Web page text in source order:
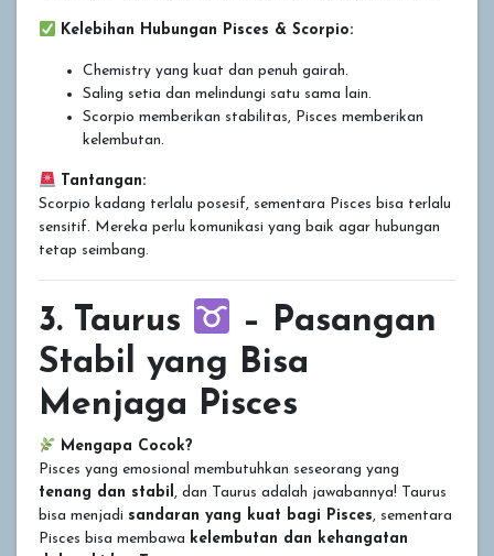
Kelebihan Hubungan Pisces & Scorpio:
Chemistry yang kuat dan penuh gairah.
Saling setia dan melindungi satu sama lain.
Scorpio memberikan stabilitas, Pisces memberikan
kelembutan.
Tantangan:
Scorpio kadang terlalu posesif, sementara Pisces bisa terlalu
sensitif. Mereka perlu komunikasi yang baik agar hubungan
tetap seimbang.
3. Taurus
– Pasangan
Stabil yang Bisa
Menjaga Pisces
Mengapa Cocok?
Pisces yang emosional membutuhkan seseorang yang
tenang dan stabil, dan Taurus adalah jawabannya! Taurus
bisa menjadi sandaran yang kuat bagi Pisces, sementara
Pisces bisa membawa kelembutan dan kehangatan